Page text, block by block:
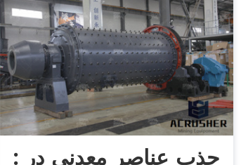
: جذب عناصر معدنی در